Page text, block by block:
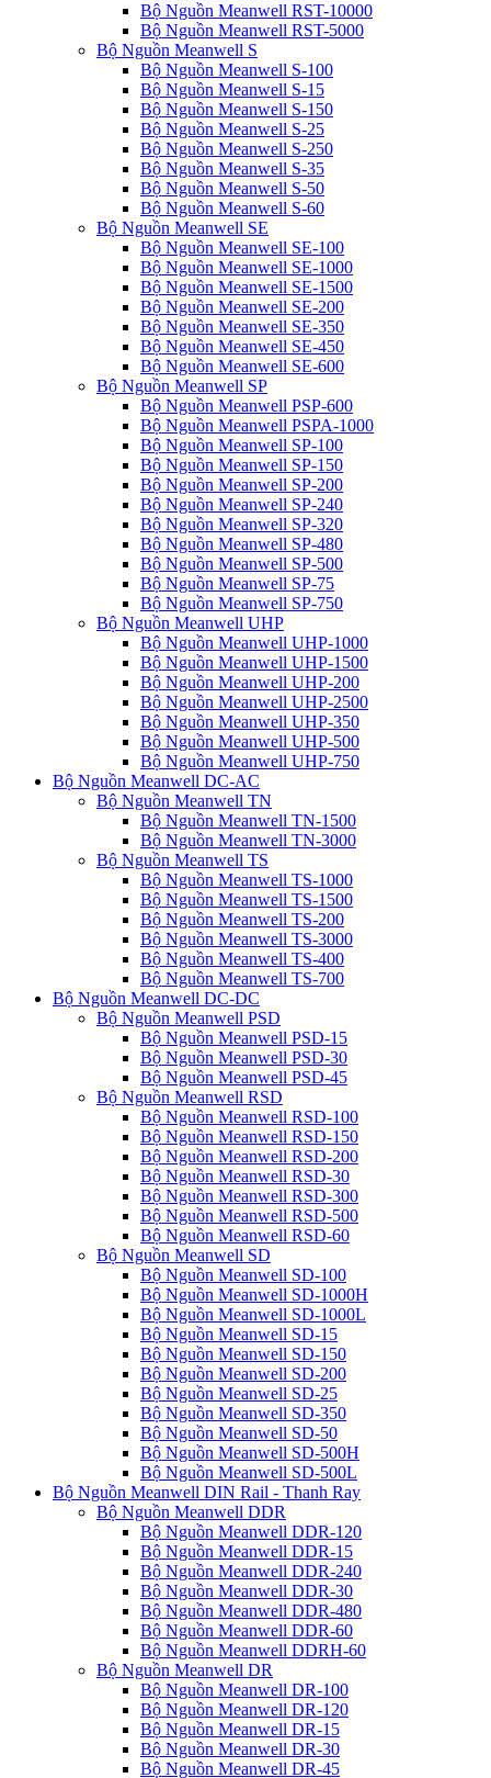
Bộ Nguồn Meanwell RST-10000
Bộ Nguồn Meanwell RST-5000
Bộ Nguồn Meanwell S
Bộ Nguồn Meanwell S-100
Bộ Nguồn Meanwell S-15
Bộ Nguồn Meanwell S-150
Bộ Nguồn Meanwell S-25
Bộ Nguồn Meanwell S-250
Bộ Nguồn Meanwell S-35
Bộ Nguồn Meanwell S-50
Bộ Nguồn Meanwell S-60
Bộ Nguồn Meanwell SE
Bộ Nguồn Meanwell SE-100
Bộ Nguồn Meanwell SE-1000
Bộ Nguồn Meanwell SE-1500
Bộ Nguồn Meanwell SE-200
Bộ Nguồn Meanwell SE-350
Bộ Nguồn Meanwell SE-450
Bộ Nguồn Meanwell SE-600
Bộ Nguồn Meanwell SP
Bộ Nguồn Meanwell PSP-600
Bộ Nguồn Meanwell PSPA-1000
Bộ Nguồn Meanwell SP-100
Bộ Nguồn Meanwell SP-150
Bộ Nguồn Meanwell SP-200
Bộ Nguồn Meanwell SP-240
Bộ Nguồn Meanwell SP-320
Bộ Nguồn Meanwell SP-480
Bộ Nguồn Meanwell SP-500
Bộ Nguồn Meanwell SP-75
Bộ Nguồn Meanwell SP-750
Bộ Nguồn Meanwell UHP
Bộ Nguồn Meanwell UHP-1000
Bộ Nguồn Meanwell UHP-1500
Bộ Nguồn Meanwell UHP-200
Bộ Nguồn Meanwell UHP-2500
Bộ Nguồn Meanwell UHP-350
Bộ Nguồn Meanwell UHP-500
Bộ Nguồn Meanwell UHP-750
Bộ Nguồn Meanwell DC-AC
Bộ Nguồn Meanwell TN
Bộ Nguồn Meanwell TN-1500
Bộ Nguồn Meanwell TN-3000
Bộ Nguồn Meanwell TS
Bộ Nguồn Meanwell TS-1000
Bộ Nguồn Meanwell TS-1500
Bộ Nguồn Meanwell TS-200
Bộ Nguồn Meanwell TS-3000
Bộ Nguồn Meanwell TS-400
Bộ Nguồn Meanwell TS-700
Bộ Nguồn Meanwell DC-DC
Bộ Nguồn Meanwell PSD
Bộ Nguồn Meanwell PSD-15
Bộ Nguồn Meanwell PSD-30
Bộ Nguồn Meanwell PSD-45
Bộ Nguồn Meanwell RSD
Bộ Nguồn Meanwell RSD-100
Bộ Nguồn Meanwell RSD-150
Bộ Nguồn Meanwell RSD-200
Bộ Nguồn Meanwell RSD-30
Bộ Nguồn Meanwell RSD-300
Bộ Nguồn Meanwell RSD-500
Bộ Nguồn Meanwell RSD-60
Bộ Nguồn Meanwell SD
Bộ Nguồn Meanwell SD-100
Bộ Nguồn Meanwell SD-1000H
Bộ Nguồn Meanwell SD-1000L
Bộ Nguồn Meanwell SD-15
Bộ Nguồn Meanwell SD-150
Bộ Nguồn Meanwell SD-200
Bộ Nguồn Meanwell SD-25
Bộ Nguồn Meanwell SD-350
Bộ Nguồn Meanwell SD-50
Bộ Nguồn Meanwell SD-500H
Bộ Nguồn Meanwell SD-500L
Bộ Nguồn Meanwell DIN Rail - Thanh Ray
Bộ Nguồn Meanwell DDR
Bộ Nguồn Meanwell DDR-120
Bộ Nguồn Meanwell DDR-15
Bộ Nguồn Meanwell DDR-240
Bộ Nguồn Meanwell DDR-30
Bộ Nguồn Meanwell DDR-480
Bộ Nguồn Meanwell DDR-60
Bộ Nguồn Meanwell DDRH-60
Bộ Nguồn Meanwell DR
Bộ Nguồn Meanwell DR-100
Bộ Nguồn Meanwell DR-120
Bộ Nguồn Meanwell DR-15
Bộ Nguồn Meanwell DR-30
Bộ Nguồn Meanwell DR-45